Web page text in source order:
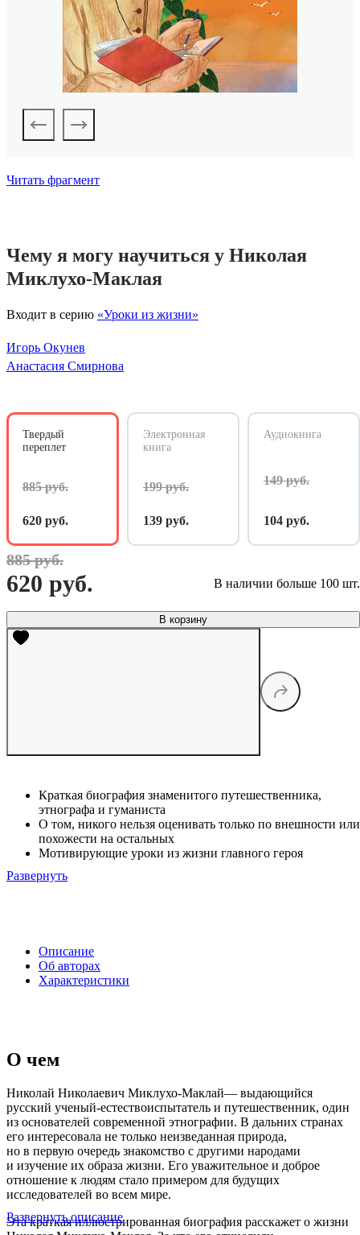
Читать фрагмент
Чему я могу научиться у Николая
Миклухо-Маклая
Входит в серию «Уроки из жизни»
Игорь Окунев
Анастасия Смирнова
Твердый
переплет
885 руб.
620 руб.
Электронная
книга
199 руб.
139 руб.
Аудиокнига
149 руб.
104 руб.
885 руб.
620 руб. В наличии больше 100 шт.
В корзину
Краткая биография знаменитого путешественника,
этнографа и гуманиста
О том, никого нельзя оценивать только по внешности или
похожести на остальных
Мотивирующие уроки из жизни главного героя
Развернуть
Описание
Об авторах
Характеристики
О чем
Николай Николаевич Миклухо-Маклай— выдающийся
русский ученый-естествоиспытатель и путешественник, один
из основателей современной этнографии. В дальних странах
его интересовала не только неизведанная природа,
но в первую очередь знакомство с другими народами
и изучение их образа жизни. Его уважительное и доброе
отношение к людям стало примером для будущих
исследователей во всем мире.
Эта краткая иллюстрированная биография расскажет о жизни
Развернуть описание